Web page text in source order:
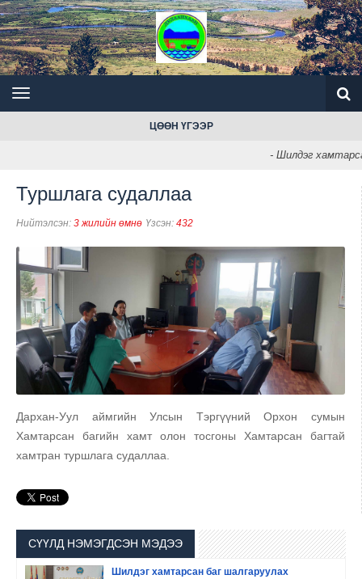
ЦӨӨН ҮГЭЭР
- Шилдэг
Туршлага судаллаа
Нийтэлсэн: 3 жилийн өмнө Үзсэн: 432
Дархан-Уул аймгийн Улсын Тэргүүний Орхон сумын
Хамтарсан багийн хамт олон тосгоны Хамтарсан багтай
хамтран туршлага судаллаа.
СҮҮЛД НЭМЭГДСЭН МЭДЭЭ
Шилдэг хамтарсан баг шалгаруулах